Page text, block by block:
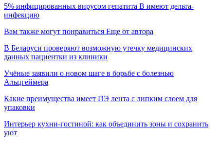
5% инфицированных вирусом гепатита B имеют дельта-
инфекцию
Вам также могут понравиться Еще от автора
В Беларуси проверяют возможную утечку медицинских
данных пациентки из клиники
Учёные заявили о новом шаге в борьбе с болезнью
Альцгеймера
Какие преимущества имеет ПЭ лента с липким слоем для
упаковки
Интерьер кухни-гостиной: как объединить зоны и сохранить
уют